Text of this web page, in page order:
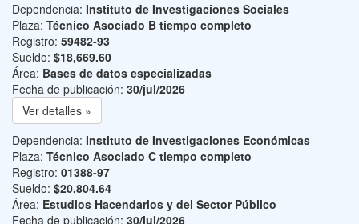
Dependencia: Instituto de Investigaciones Sociales
Plaza: Técnico Asociado B tiempo completo
Registro: 59482-93
Sueldo: $18,669.60
Área: Bases de datos especializadas
Fecha de publicación: 30/jul/2026
Ver detalles »
Dependencia: Instituto de Investigaciones Económicas
Plaza: Técnico Asociado C tiempo completo
Registro: 01388-97
Sueldo: $20,804.64
Área: Estudios Hacendarios y del Sector Público
Fecha de publicación: 30/jul/2026